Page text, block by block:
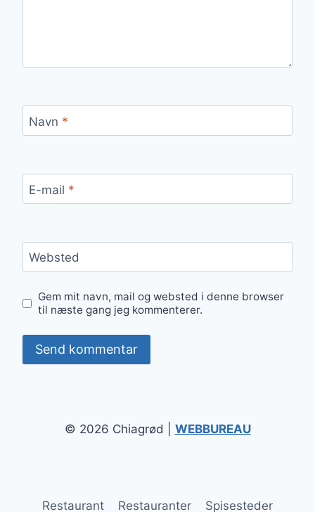
Navn *
E-mail *
Websted
Gem mit navn, mail og websted i denne browser
til næste gang jeg kommenterer.
© 2026 Chiagrød | WEBBUREAU
Restaurant Restauranter Spisesteder